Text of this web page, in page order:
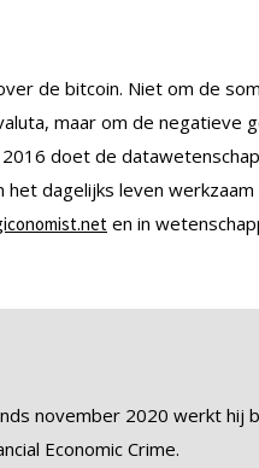
de bitcoin. Niet om de
maar om de negatieve
doet de
het dagelijks leven werkzaam
en in
november 2020 werkt hij
Economic Crime.